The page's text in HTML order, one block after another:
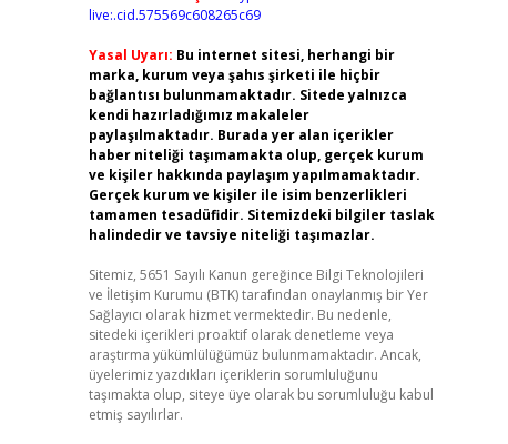
live:.cid.575569c608265c69
Yasal Uyarı: Bu internet sitesi, herhangi bir
marka, kurum veya şahıs şirketi ile hiçbir
bağlantısı bulunmamaktadır. Sitede yalnızca
kendi hazırladığımız makaleler
paylaşılmaktadır. Burada yer alan içerikler
haber niteliği taşımamakta olup, gerçek kurum
ve kişiler hakkında paylaşım yapılmamaktadır.
Gerçek kurum ve kişiler ile isim benzerlikleri
tamamen tesadüfidir. Sitemizdeki bilgiler taslak
halindedir ve tavsiye niteliği taşımazlar.
Sitemiz, 5651 Sayılı Kanun gereğince Bilgi Teknolojileri
ve İletişim Kurumu (BTK) tarafından onaylanmış bir Yer
Sağlayıcı olarak hizmet vermektedir. Bu nedenle,
sitedeki içerikleri proaktif olarak denetleme veya
araştırma yükümlülüğümüz bulunmamaktadır. Ancak,
üyelerimiz yazdıkları içeriklerin sorumluluğunu
taşımakta olup, siteye üye olarak bu sorumluluğu kabul
etmiş sayılırlar.